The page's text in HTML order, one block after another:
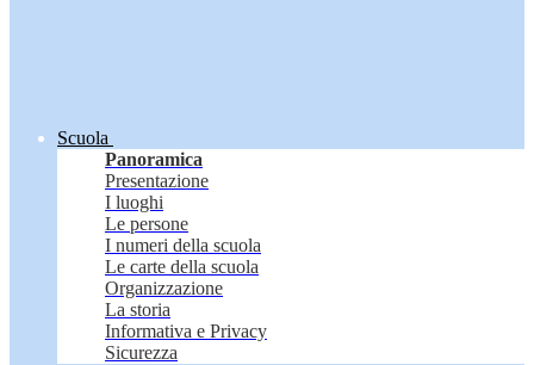
Scuola
Panoramica
Presentazione
I luoghi
Le persone
I numeri della scuola
Le carte della scuola
Organizzazione
La storia
Informativa e Privacy
Sicurezza